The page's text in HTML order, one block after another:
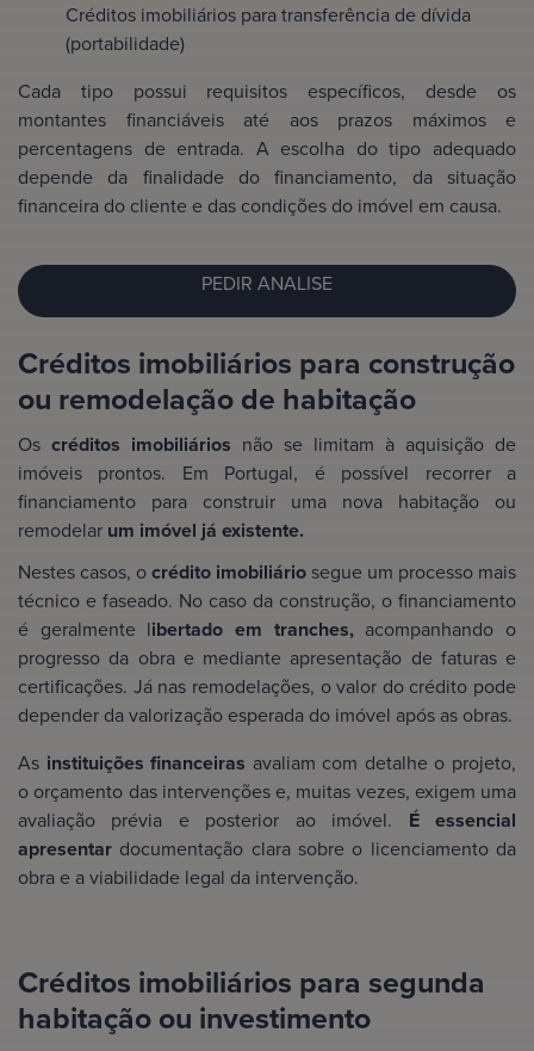
Créditos imobiliários para transferência de dívida
(portabilidade)
Cada tipo possui requisitos específicos, desde os
montantes financiáveis até aos prazos máximos e
percentagens de entrada. A escolha do tipo adequado
depende da finalidade do financiamento, da situação
financeira do cliente e das condições do imóvel em causa.
PEDIR ANALISE
Créditos imobiliários para construção
ou remodelação de habitação
Os créditos imobiliários não se limitam à aquisição de
imóveis prontos. Em Portugal, é possível recorrer a
financiamento para construir uma nova habitação ou
remodelar um imóvel já existente.
Nestes casos, ocrédito imobiliáriosegue um processo mais
técnico e faseado. No caso da construção, o financiamento
é geralmente libertado em tranches, acompanhando o
progresso da obra e mediante apresentação de faturas e
certificações. Já nas remodelações, o valor do crédito pode
depender da valorização esperada do imóvel após as obras.
As instituições financeiras avaliam com detalhe o projeto,
o orçamento das intervenções e, muitas vezes, exigem uma
avaliação prévia e posterior ao imóvel. É essencial
apresentar documentação clara sobre o licenciamento da
obra e a viabilidade legal da intervenção.
Créditos imobiliários para segunda
habitação ou investimento